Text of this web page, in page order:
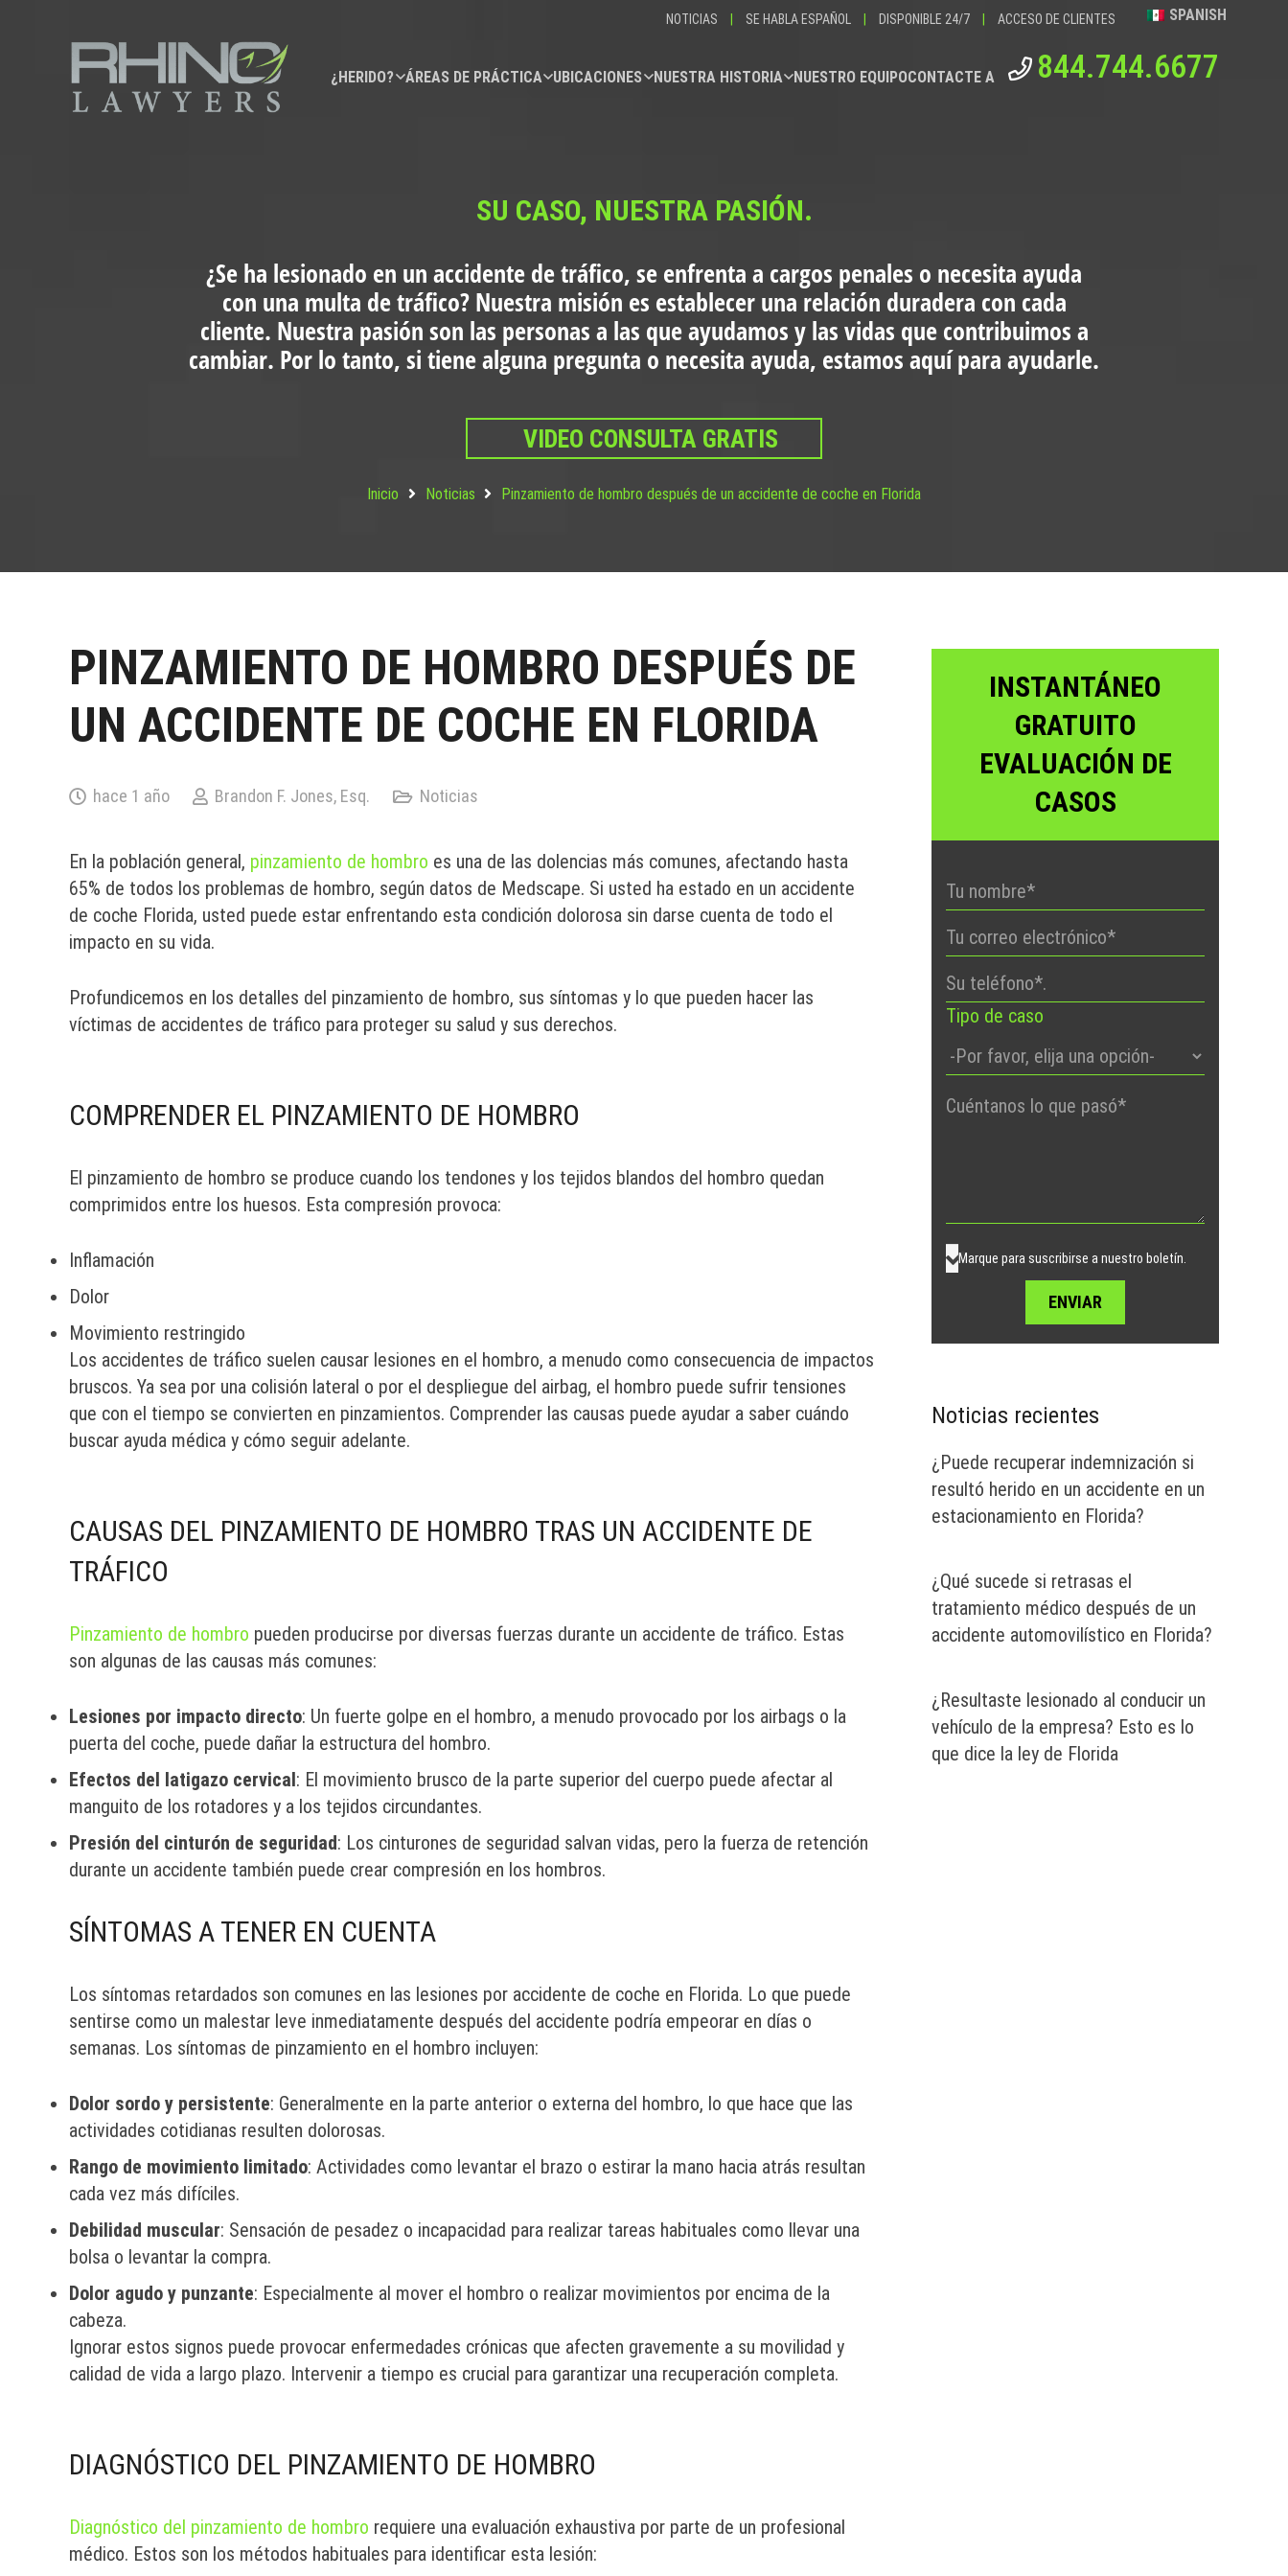
NOTICIAS | SE HABLA ESPAÑOL | DISPONIBLE 24/7 | ACCESO DE CLIENTES SPANISH
¿HERIDO? ÁREAS DE PRÁCTICA UBICACIONES NUESTRA HISTORIA NUESTRO EQUIPOCONTACTE A 844.744.6677
SU CASO, NUESTRA PASIÓN.
¿Se ha lesionado en un accidente de tráfico, se enfrenta a cargos penales o necesita ayuda
con una multa de tráfico?Nuestra misión es establecer una relación duradera con cada
cliente. Nuestra pasión son las personas a las que ayudamos y las vidas que contribuimos a
cambiar. Por lo tanto, si tiene alguna pregunta o necesita ayuda, estamos aquí para ayudarle.
VIDEO CONSULTA GRATIS
Inicio Noticias Pinzamiento de hombro después de un accidente de coche en Florida
PINZAMIENTO DE HOMBRO DESPUÉS DE
UN ACCIDENTE DE COCHE EN FLORIDA
hace 1 año Brandon F. Jones, Esq. Noticias
En la población general, pinzamiento de hombro es una de las dolencias más comunes, afectando hasta
65% de todos los problemas de hombro, según datos de Medscape. Si usted ha estado en un accidente
de coche Florida, usted puede estar enfrentando esta condición dolorosa sin darse cuenta de todo el
impacto en su vida.
Profundicemos en los detalles del pinzamiento de hombro, sus síntomas y lo que pueden hacer las
víctimas de accidentes de tráfico para proteger su salud y sus derechos.
COMPRENDER EL PINZAMIENTO DE HOMBRO
El pinzamiento de hombro se produce cuando los tendones y los tejidos blandos del hombro quedan
comprimidos entre los huesos. Esta compresión provoca:
Inflamación
Dolor
Movimiento restringido
Los accidentes de tráfico suelen causar lesiones en el hombro, a menudo como consecuencia de impactos
bruscos. Ya sea por una colisión lateral o por el despliegue del airbag, el hombro puede sufrir tensiones
que con el tiempo se convierten en pinzamientos. Comprender las causas puede ayudar a saber cuándo
buscar ayuda médica y cómo seguir adelante.
CAUSAS DEL PINZAMIENTO DE HOMBRO TRAS UN ACCIDENTE DE
TRÁFICO
Pinzamiento de hombro pueden producirse por diversas fuerzas durante un accidente de tráfico. Estas
son algunas de las causas más comunes:
Lesiones por impacto directo: Un fuerte golpe en el hombro, a menudo provocado por los airbags o la
puerta del coche, puede dañar la estructura del hombro.
Efectos del latigazo cervical: El movimiento brusco de la parte superior del cuerpo puede afectar al
manguito de los rotadores y a los tejidos circundantes.
Presión del cinturón de seguridad: Los cinturones de seguridad salvan vidas, pero la fuerza de retención
durante un accidente también puede crear compresión en los hombros.
SÍNTOMAS A TENER EN CUENTA
Los síntomas retardados son comunes en las lesiones por accidente de coche en Florida. Lo que puede
sentirse como un malestar leve inmediatamente después del accidente podría empeorar en días o
semanas. Los síntomas de pinzamiento en el hombro incluyen:
Dolor sordo y persistente: Generalmente en la parte anterior o externa del hombro, lo que hace que las
actividades cotidianas resulten dolorosas.
Rango de movimiento limitado: Actividades como levantar el brazo o estirar la mano hacia atrás resultan
cada vez más difíciles.
Debilidad muscular: Sensación de pesadez o incapacidad para realizar tareas habituales como llevar una
bolsa o levantar la compra.
Dolor agudo y punzante: Especialmente al mover el hombro o realizar movimientos por encima de la
cabeza.
Ignorar estos signos puede provocar enfermedades crónicas que afecten gravemente a su movilidad y
calidad de vida a largo plazo. Intervenir a tiempo es crucial para garantizar una recuperación completa.
DIAGNÓSTICO DEL PINZAMIENTO DE HOMBRO
Diagnóstico del pinzamiento de hombro requiere una evaluación exhaustiva por parte de un profesional
médico. Estos son los métodos habituales para identificar esta lesión:
INSTANTÁNEO
GRATUITO
EVALUACIÓN DE
CASOS
Tipo de caso
Por
vacío.
Marque para suscribirse a nuestro boletín.
Noticias recientes
¿Puede recuperar indemnización si
resultó herido en un accidente en un
estacionamiento en Florida?
¿Qué sucede si retrasas el
tratamiento médico después de un
accidente automovilístico en Florida?
¿Resultaste lesionado al conducir un
vehículo de la empresa? Esto es lo
que dice la ley de Florida